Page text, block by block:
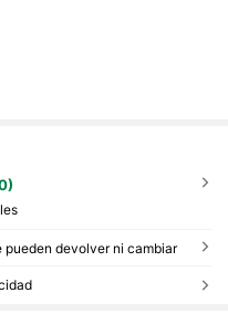
pueden devolver ni cambiar